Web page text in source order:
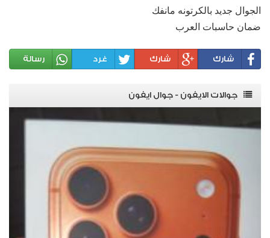
الجوال جديد بالكرتونه مانفك
ضمان حاسبات العرب
شارك شارك غرد رسالة
جوالات الايفون - جوال ايفون